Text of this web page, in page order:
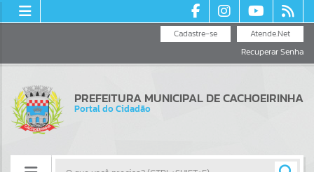
Atende.Net
Cadastre-se
Recuperar Senha
PREFEITURA MUNICIPAL DE CACHOEIRINHA
Portal do Cidadão